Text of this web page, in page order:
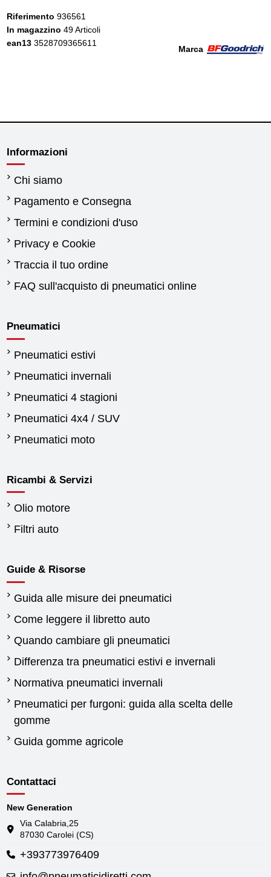
Marca
Riferimento 936561
In magazzino 49 Articoli
ean13 3528709365611
Informazioni
Chi siamo
Pagamento e Consegna
Termini e condizioni d'uso
Privacy e Cookie
Traccia il tuo ordine
FAQ sull'acquisto di pneumatici online
Pneumatici
Pneumatici estivi
Pneumatici invernali
Pneumatici 4 stagioni
Pneumatici 4x4 / SUV
Pneumatici moto
Ricambi & Servizi
Olio motore
Filtri auto
Guide & Risorse
Guida alle misure dei pneumatici
Come leggere il libretto auto
Quando cambiare gli pneumatici
Differenza tra pneumatici estivi e invernali
Normativa pneumatici invernali
Pneumatici per furgoni: guida alla scelta delle
gomme
Guida gomme agricole
Contattaci
New Generation
Via Calabria,25
87030 Carolei (CS)
+393773976409